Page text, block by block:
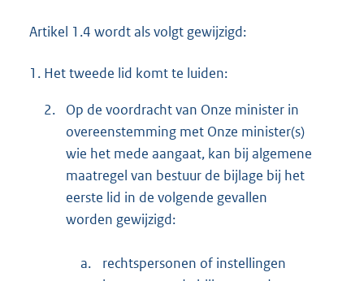
Artikel 1.4 wordt als volgt gewijzigd:
1. Het tweede lid komt te luiden:
2.
Op de voordracht van Onze minister in
overeenstemming met Onze minister(s)
wie het mede aangaat, kan bij algemene
maatregel van bestuur de bijlage bij het
eerste lid in de volgende gevallen
worden gewijzigd:
a.
rechtspersonen of instellingen